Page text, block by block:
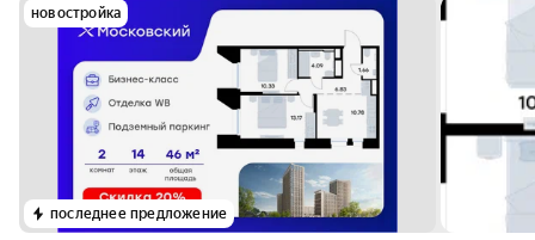
новостройка
последнее предложение